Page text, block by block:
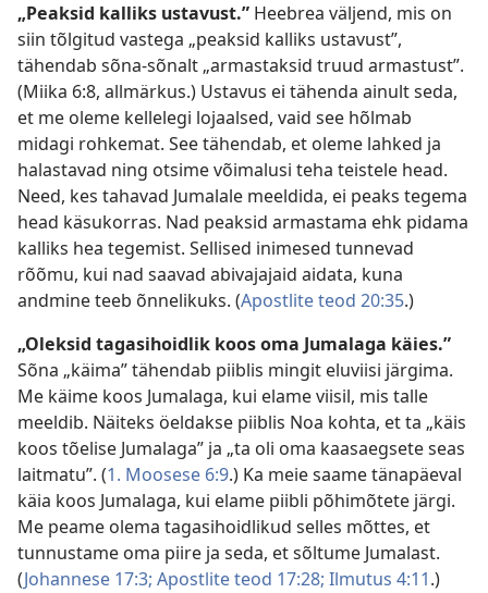
„Peaksid kalliks ustavust.” Heebrea väljend, mis on
siin tõlgitud vastega „peaksid kalliks ustavust”,
tähendab sõna-sõnalt „armastaksid truud armastust”.
(Miika 6:8, allmärkus.) Ustavus ei tähenda ainult seda,
et me oleme kellelegi lojaalsed, vaid see hõlmab
midagi rohkemat. See tähendab, et oleme lahked ja
halastavad ning otsime võimalusi teha teistele head.
Need, kes tahavad Jumalale meeldida, ei peaks tegema
head käsukorras. Nad peaksid armastama ehk pidama
kalliks hea tegemist. Sellised inimesed tunnevad
rõõmu, kui nad saavad abivajajaid aidata, kuna
andmine teeb õnnelikuks. (Apostlite teod 20:35.)
„Oleksid tagasihoidlik koos oma Jumalaga käies.”
Sõna „käima” tähendab piiblis mingit eluviisi järgima.
Me käime koos Jumalaga, kui elame viisil, mis talle
meeldib. Näiteks öeldakse piiblis Noa kohta, et ta „käis
koos tõelise Jumalaga” ja „ta oli oma kaasaegsete seas
laitmatu”. (1. Moosese 6:9.) Ka meie saame tänapäeval
käia koos Jumalaga, kui elame piibli põhimõtete järgi.
Me peame olema tagasihoidlikud selles mõttes, et
tunnustame oma piire ja seda, et sõltume Jumalast.
(Johannese 17:3; Apostlite teod 17:28; Ilmutus 4:11.)